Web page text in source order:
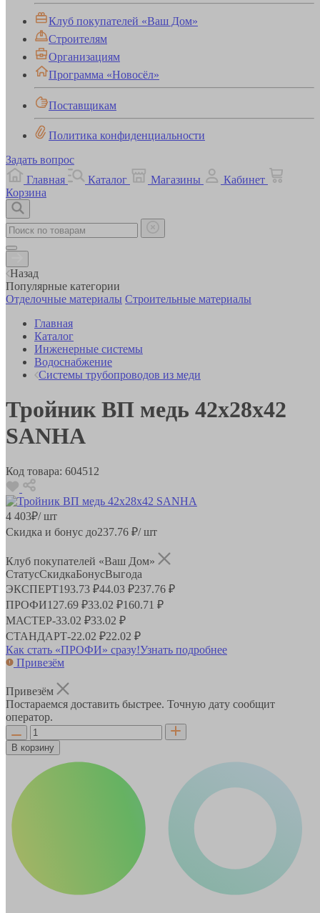
Клуб покупателей «Ваш Дом»
Строителям
Организациям
Программа «Новосёл»
Поставщикам
Политика конфиденциальности
Задать вопрос
Главная
Каталог Магазины
Кабинет
Корзина
Назад
Популярные категории
Отделочные материалы Строительные материалы
Главная
Каталог
Инженерные системы
Водоснабжение
Системы трубопроводов из меди
Тройник ВП медь 42x28x42
SANHA
Код товара: 604512
4 403₽/ шт
Скидка и бонус до237.76 ₽/ шт
Клуб покупателей «Ваш Дом»
СтатусСкидкаБонусВыгода
ЭКСПЕРТ193.73 ₽44.03 ₽237.76 ₽
ПРОФИ127.69 ₽33.02 ₽160.71 ₽
МАСТЕР-33.02 ₽33.02 ₽
СТАНДАРТ-22.02 ₽22.02 ₽
Как стать «ПРОФИ» сразу!Узнать подробнее
Привезём
Привезём
Постараемся доставить быстрее. Точную дату сообщит
оператор.
В корзину